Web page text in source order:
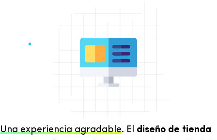
Una experiencia agradable. El diseño de tienda